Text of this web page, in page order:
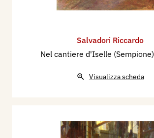
Salvadori Riccardo
Nel cantiere d'Iselle (Sempione)
Visualizza scheda